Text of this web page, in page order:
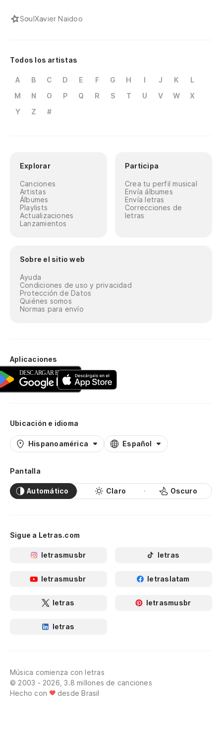
SoulXavier Naidoo
Todos los artistas
A B C D E F G H I J K
L
M
N O P Q R S T U V W
X
Y
Z #
Explorar
Canciones
Artistas
Álbumes
Playlists
Actualizaciones
Lanzamientos
Participa
Crea tu perfil musical
Envía álbumes
Envía letras
Correcciones de
letras
Sobre el sitio web
Ayuda
Condiciones de uso y privacidad
Protección de Datos
Quiénes somos
Normas para envío
Aplicaciones
Ubicación e idioma
Hispanoamérica Español
Pantalla
Automático Claro Oscuro
Sigue a Letras.com
letrasmusbr letras
letrasmusbr letraslatam
letras letrasmusbr
letras
Música comienza con letras
© 2003 - 2026, 3.8 millones de canciones
Hecho con
desde Brasil